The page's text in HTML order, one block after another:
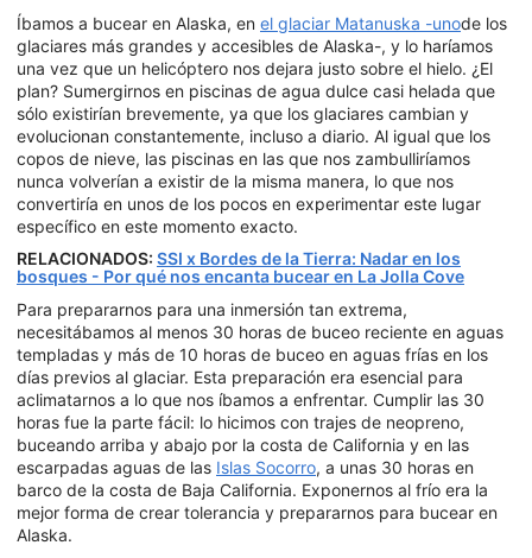
Íbamos a bucear en Alaska, en el glaciar Matanuska -unode los
glaciares más grandes y accesibles de Alaska-, y lo haríamos
una vez que un helicóptero nos dejara justo sobre el hielo. ¿El
plan? Sumergirnos en piscinas de agua dulce casi helada que
sólo existirían brevemente, ya que los glaciares cambian y
evolucionan constantemente, incluso a diario. Al igual que los
copos de nieve, las piscinas en las que nos zambulliríamos
nunca volverían a existir de la misma manera, lo que nos
convertiría en unos de los pocos en experimentar este lugar
específico en este momento exacto.
RELACIONADOS: SSI x Bordes de la Tierra: Nadar en los
bosques - Por qué nos encanta bucear en La Jolla Cove
Para prepararnos para una inmersión tan extrema,
necesitábamos al menos 30 horas de buceo reciente en aguas
templadas y más de 10 horas de buceo en aguas frías en los
días previos al glaciar. Esta preparación era esencial para
aclimatarnos a lo que nos íbamos a enfrentar. Cumplir las 30
horas fue la parte fácil: lo hicimos con trajes de neopreno,
buceando arriba y abajo por la costa de California y en las
escarpadas aguas de las Islas Socorro, a unas 30 horas en
barco de la costa de Baja California. Exponernos al frío era la
mejor forma de crear tolerancia y prepararnos para bucear en
Alaska.